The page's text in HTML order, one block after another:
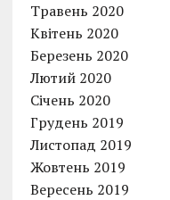
Травень 2020
Квітень 2020
Березень 2020
Лютий 2020
Січень 2020
Грудень 2019
Листопад 2019
Жовтень 2019
Вересень 2019